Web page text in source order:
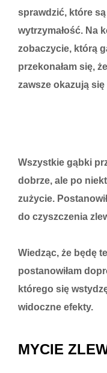
sprawdzić, które
wytrzymałość. Na
zobaczycie, którą
przekonałam się,
zawsze okazują
Wszystkie gąbki
dobrze, ale po
zużycie.
do czyszczenia
Wiedząc, że będę
postanowiłam
którego się
widoczne efekty.
MYCIE